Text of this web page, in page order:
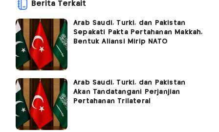
Berita Terkait
Arab Saudi, Turki, dan Pakistan
Sepakati Pakta Pertahanan Makkah,
Bentuk Aliansi Mirip NATO
Arab Saudi, Turki, dan Pakistan
Akan Tandatangani Perjanjian
Pertahanan Trilateral